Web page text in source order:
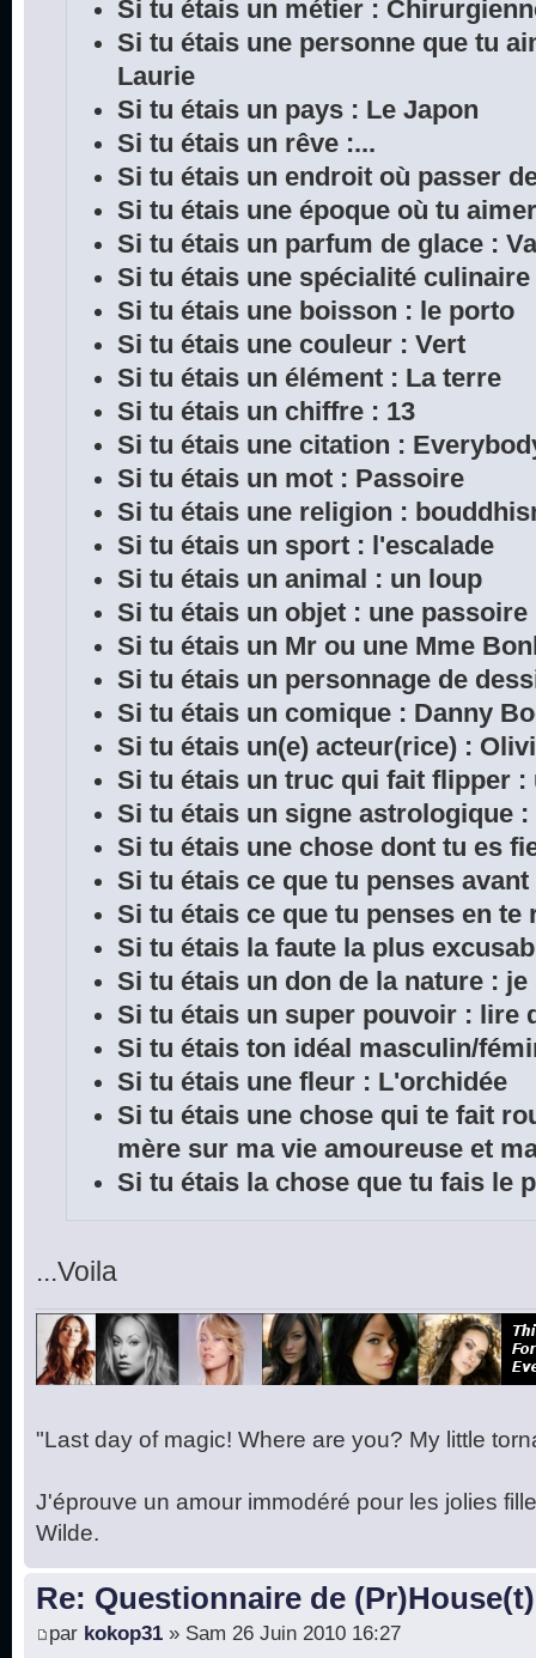
Si tu étais un métier :
Si tu étais une personne que tu
Laurie
Si tu étais un pays : Le Japon
Si tu étais un rêve :...
Si tu étais un endroit où passer
Si tu étais une époque où tu
Si tu étais un parfum de glace :
Si tu étais une spécialité
Si tu étais une boisson : le porto
Si tu étais une couleur : Vert
Si tu étais un élément : La terre
Si tu étais un chiffre : 13
Si tu étais une citation :
Si tu étais un mot : Passoire
Si tu étais une religion :
Si tu étais un sport : l'escalade
Si tu étais un animal : un loup
Si tu étais un objet : une passoire
Si tu étais un Mr ou une Mme
Si tu étais un personnage de
Si tu étais un comique : Danny
Si tu étais un(e) acteur(rice) :
Si tu étais un truc qui fait flipper :
Si tu étais un signe astrologique :
Si tu étais une chose dont tu es
Si tu étais ce que tu penses
Si tu étais ce que tu penses en te
Si tu étais la faute la plus
Si tu étais un don de la nature : je
Si tu étais un super pouvoir : lire
Si tu étais ton idéal masculin/
Si tu étais une fleur : L'orchidée
Si tu étais une chose qui te fait
mère sur ma vie amoureuse et
Si tu étais la chose que tu fais le
...Voila
"Last day of magic! Where are you? My little
J'éprouve un amour immodéré pour les jolies
Wilde.
Re: Questionnaire de (Pr)House(t)
par kokop31 » Sam 26 Juin 2010 16:27